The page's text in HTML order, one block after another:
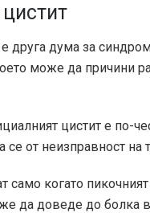
друга дума за
може да причини
цистит е по-
от неизправност на
само когато
да доведе до болка